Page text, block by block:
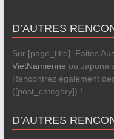
D’AUTRES
Sur [page_title], Faites
VietNamienne ou
Rencontrez également
([post_category]) !
D’AUTRES